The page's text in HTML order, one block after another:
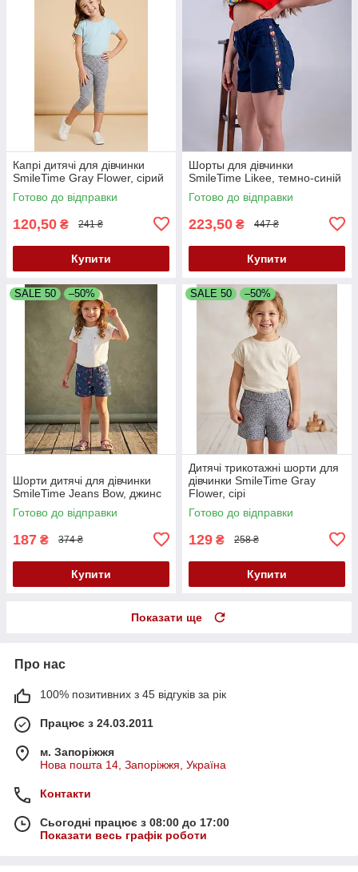
Капрі дитячі для дівчинки
SmileTime Gray Flower, сірий
Готово до відправки
120,50 ₴ 241 ₴
Купити
Шорты для дівчинки
SmileTime Likee, темно-синій
Готово до відправки
223,50 ₴ 447 ₴
Купити
SALE 50 –50%
Шорти дитячі для дівчинки
SmileTime Jeans Bow, джинс
Готово до відправки
187 ₴ 374 ₴
Купити
SALE 50 –50%
Дитячі трикотажні шорти для
дівчинки SmileTime Gray
Flower, сірі
Готово до відправки
129 ₴ 258 ₴
Купити
Показати ще
Про нас
100% позитивних з 45 відгуків за рік
Працює з 24.03.2011
м. Запоріжжя
Нова пошта 14, Запоріжжя, Україна
Контакти
Сьогодні працює з 08:00 до 17:00
Показати весь графік роботи